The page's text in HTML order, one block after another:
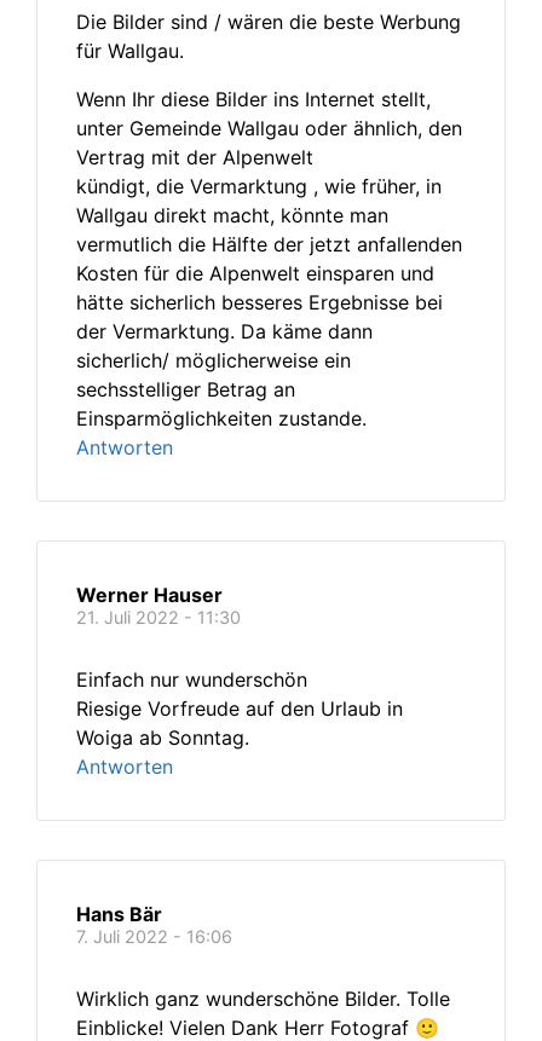
Die Bilder sind / wären die beste Werbung
für Wallgau.
Wenn Ihr diese Bilder ins Internet stellt,
unter Gemeinde Wallgau oder ähnlich, den
Vertrag mit der Alpenwelt
kündigt, die Vermarktung , wie früher, in
Wallgau direkt macht, könnte man
vermutlich die Hälfte der jetzt anfallenden
Kosten für die Alpenwelt einsparen und
hätte sicherlich besseres Ergebnisse bei
der Vermarktung. Da käme dann
sicherlich/ möglicherweise ein
sechsstelliger Betrag an
Einsparmöglichkeiten zustande.
Antworten
Werner Hauser
21. Juli 2022 - 11:30
Einfach nur wunderschön
Riesige Vorfreude auf den Urlaub in
Woiga ab Sonntag.
Antworten
Hans Bär
7. Juli 2022 - 16:06
Wirklich ganz wunderschöne Bilder. Tolle
Einblicke! Vielen Dank Herr Fotograf 🙂